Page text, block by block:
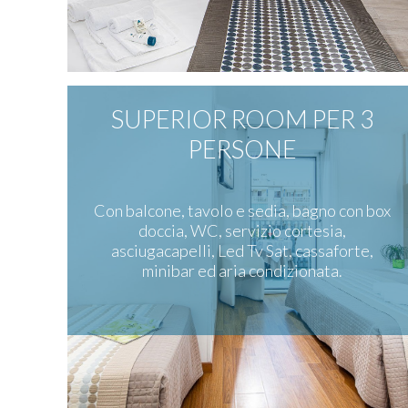
SUPERIOR ROOM PER 3
PERSONE
Con balcone, tavolo e sedia, bagno con box
doccia, WC, servizio cortesia,
asciugacapelli, Led Tv Sat, cassaforte,
minibar ed aria condizionata.